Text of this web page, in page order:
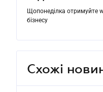
Щопонеділка отримуйте
бізнесу
Схожі